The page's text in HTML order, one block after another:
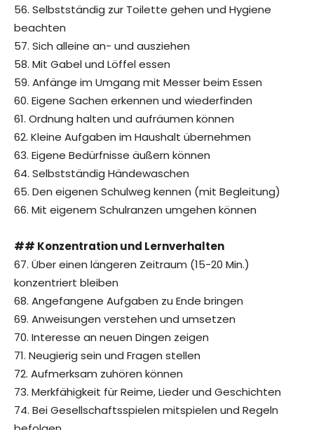
56. Selbstständig zur Toilette gehen und Hygiene
beachten
57. Sich alleine an- und ausziehen
58. Mit Gabel und Löffel essen
59. Anfänge im Umgang mit Messer beim Essen
60. Eigene Sachen erkennen und wiederfinden
61. Ordnung halten und aufräumen können
62. Kleine Aufgaben im Haushalt übernehmen
63. Eigene Bedürfnisse äußern können
64. Selbstständig Händewaschen
65. Den eigenen Schulweg kennen (mit Begleitung)
66. Mit eigenem Schulranzen umgehen können
## Konzentration und Lernverhalten
67. Über einen längeren Zeitraum (15-20 Min.)
konzentriert bleiben
68. Angefangene Aufgaben zu Ende bringen
69. Anweisungen verstehen und umsetzen
70. Interesse an neuen Dingen zeigen
71. Neugierig sein und Fragen stellen
72. Aufmerksam zuhören können
73. Merkfähigkeit für Reime, Lieder und Geschichten
74. Bei Gesellschaftsspielen mitspielen und Regeln